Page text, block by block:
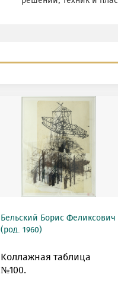
Бельский Борис Феликсович
(род. 1960)
Коллажная таблица
№100.